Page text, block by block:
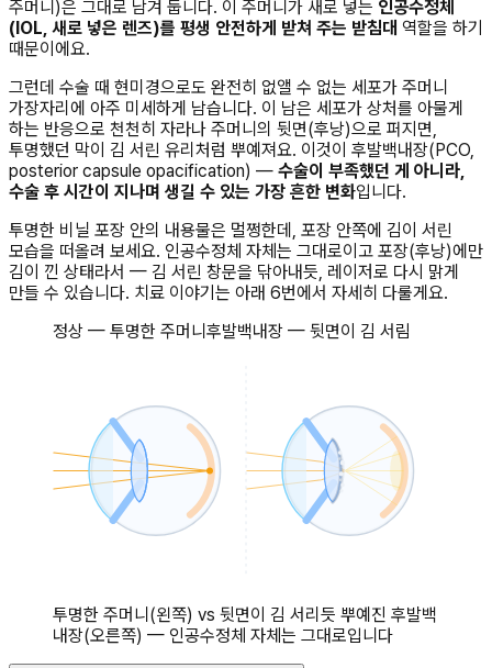
주머니)은 그대로 남겨 둡니다. 이 주머니가 새로 넣는 인공수정체
(IOL, 새로 넣은 렌즈)를 평생 안전하게 받쳐 주는 받침대 역할을 하기
때문이에요.
그런데 수술 때 현미경으로도 완전히 없앨 수 없는 세포가 주머니
가장자리에 아주 미세하게 남습니다. 이 남은 세포가 상처를 아물게
하는 반응으로 천천히 자라나 주머니의 뒷면(후낭)으로 퍼지면,
투명했던 막이 김 서린 유리처럼 뿌예져요. 이것이 후발백내장(PCO,
posterior capsule opacification) — 수술이 부족했던 게 아니라,
수술 후 시간이 지나며 생길 수 있는 가장 흔한 변화입니다.
투명한 비닐 포장 안의 내용물은 멀쩡한데, 포장 안쪽에 김이 서린
모습을 떠올려 보세요. 인공수정체 자체는 그대로이고 포장(후낭)에만
김이 낀 상태라서 — 김 서린 창문을 닦아내듯, 레이저로 다시 맑게
만들 수 있습니다. 치료 이야기는 아래 6번에서 자세히 다룰게요.
정상 — 투명한 주머니 후발백내장 — 뒷면이 김 서림
투명한 주머니(왼쪽) vs 뒷면이 김 서리듯 뿌예진 후발백
내장(오른쪽) — 인공수정체 자체는 그대로입니다